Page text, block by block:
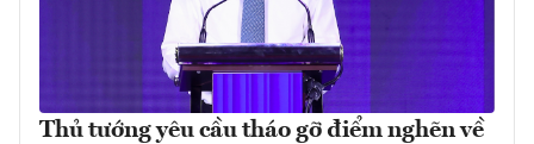
Thủ tướng yêu cầu tháo gỡ điểm nghẽn về